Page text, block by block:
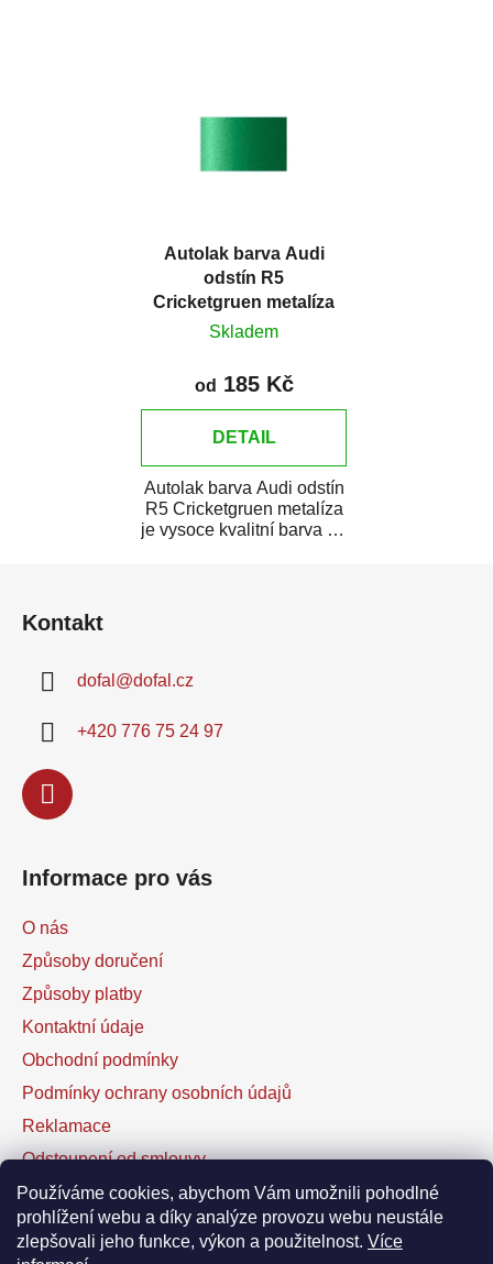
Používáme cookies, abychom Vám umožnili pohodlné
prohlížení webu a díky analýze provozu webu neustále
zlepšovali jeho funkce, výkon a použitelnost. Více
Autolak barva Audi
odstín R5
Cricketgruen metalíza
Skladem
od 185 Kč
DETAIL
Autolak barva Audi odstín
R5 Cricketgruen metalíza
je vysoce kvalitní barva na
Kontakt
dofal @dofal.cz
+420 776 75 24 97
Informace pro vás
O nás
Způsoby doručení
Způsoby platby
Kontaktní údaje
Obchodní podmínky
Podmínky ochrany osobních údajů
Reklamace
Odstoupení od smlouvy
Kontaktní formulář